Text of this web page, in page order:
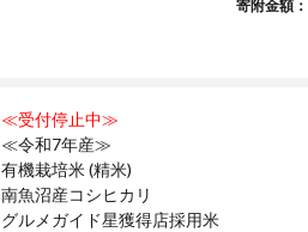
寄附金額：
≪受付停止中≫
≪令和7年産≫
有機栽培米 (精米)
南魚沼産コシヒカリ
グルメガイド星獲得店採用米